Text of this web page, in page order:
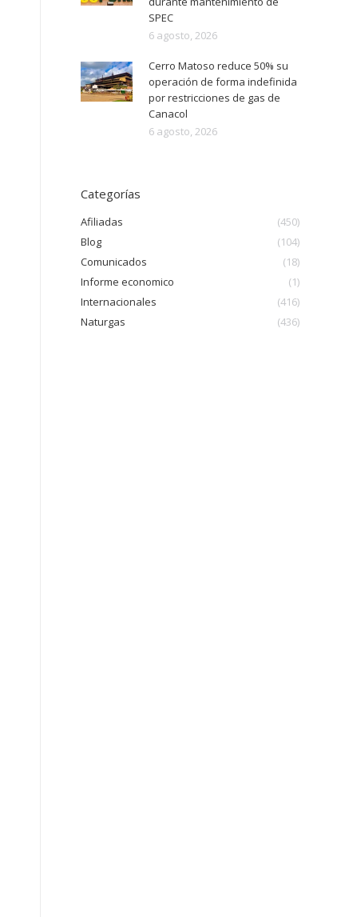
SPEC
6 agosto, 2026
Cerro Matoso reduce 50% su
operación de forma indefinida
por restricciones de gas de
Canacol
6 agosto, 2026
Categorías
Afiliadas
(450)
Blog
(104)
Comunicados
(18)
Informe economico
(1)
Internacionales
(416)
Naturgas
(436)